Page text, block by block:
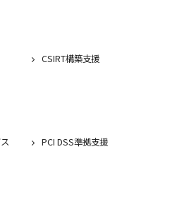
CSIRT構築支援
PCI DSS準拠支援